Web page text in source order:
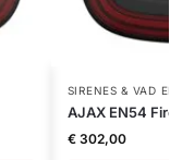
SIRENES & VAD
AJAX EN54
€302,00